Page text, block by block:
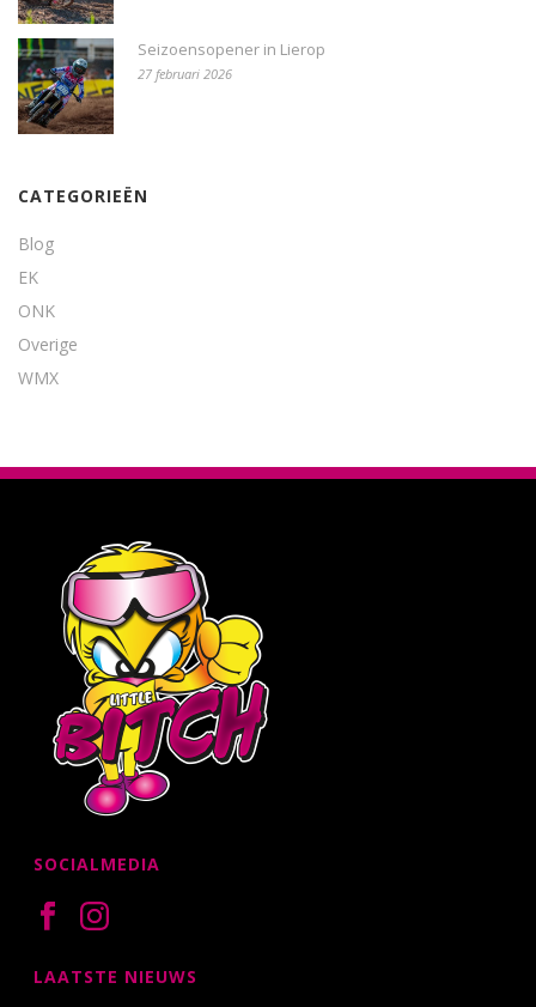
Seizoensopener in Lierop
27 februari 2026
CATEGORIEËN
Blog
EK
ONK
Overige
WMX
SOCIALMEDIA
LAATSTE NIEUWS